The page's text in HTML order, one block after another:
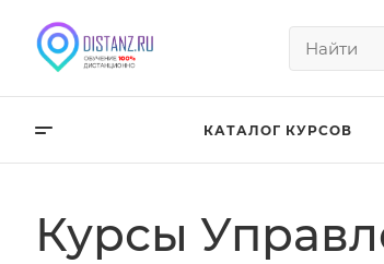
КАТАЛОГ КУРСОВ
Курсы